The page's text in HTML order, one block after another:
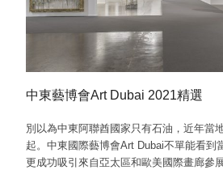
中東藝博會Art Dubai 2021精選
別以為中東阿聯酋國家只有石油，近年當
起。中東國際藝博會Art Dubai不單能看到
更成功吸引來自亞太區和歐美國際畫廊參